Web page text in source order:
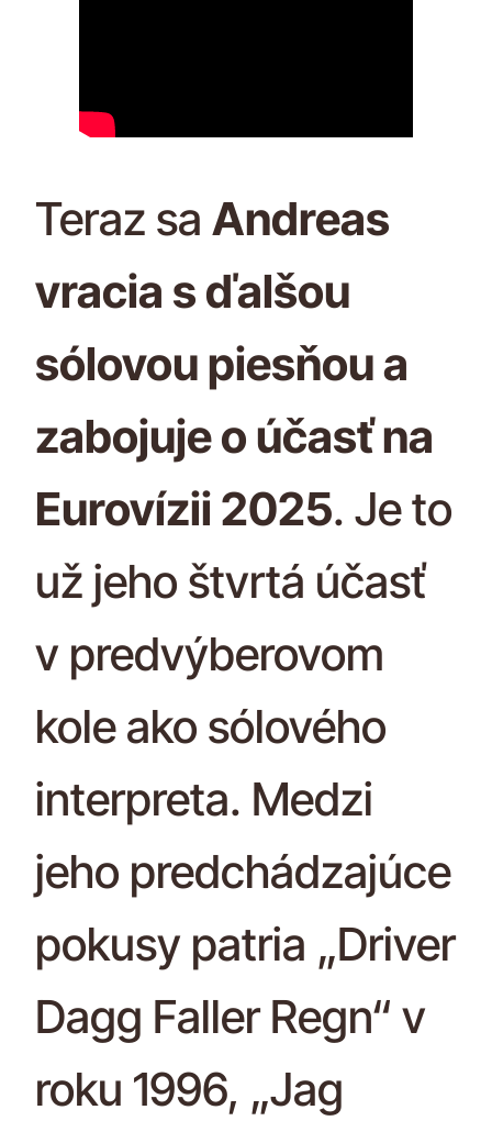
Teraz sa Andreas
vracia s ďalšou
sólovou piesňou a
zabojuje o účasť na
Eurovízii 2025. Je to
už jeho štvrtá účasť
v predvýberovom
kole ako sólového
interpreta. Medzi
jeho predchádzajúce
pokusy patria „Driver
Dagg Faller Regn“ v
roku 1996, „Jag